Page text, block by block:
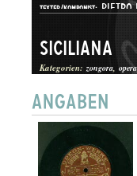
TEXTER/KOMPONIST: PIETRO
ÁRIA
Siciliana
Kategorien: zongora opera